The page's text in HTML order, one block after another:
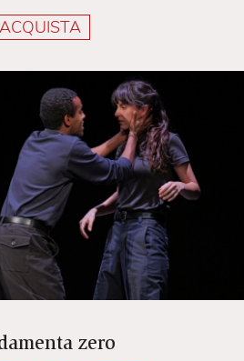
ACQUISTA
zero